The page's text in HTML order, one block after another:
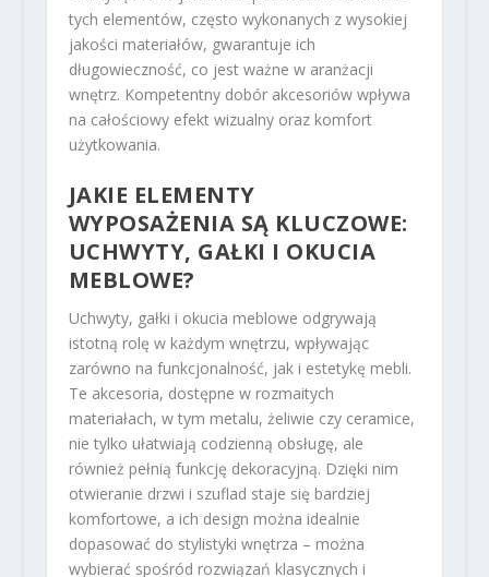
tych elementów, często wykonanych z wysokiej
jakości materiałów, gwarantuje ich
długowieczność, co jest ważne w aranżacji
wnętrz. Kompetentny dobór akcesoriów wpływa
na całościowy efekt wizualny oraz komfort
użytkowania.
JAKIE ELEMENTY
WYPOSAŻENIA SĄ KLUCZOWE:
UCHWYTY, GAŁKI I OKUCIA
MEBLOWE?
Uchwyty, gałki i okucia meblowe odgrywają
istotną rolę w każdym wnętrzu, wpływając
zarówno na funkcjonalność, jak i estetykę mebli.
Te akcesoria, dostępne w rozmaitych
materiałach, w tym metalu, żeliwie czy ceramice,
nie tylko ułatwiają codzienną obsługę, ale
również pełnią funkcję dekoracyjną. Dzięki nim
otwieranie drzwi i szuflad staje się bardziej
komfortowe, a ich design można idealnie
dopasować do stylistyki wnętrza – można
wybierać spośród rozwiązań klasycznych i